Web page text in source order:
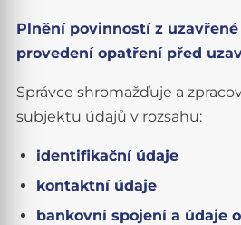
Plnění povinností z
provedení opatření před
Správce shromažďuje a
subjektu údajů v rozsahu:
identifikační údaje
kontaktní údaje
bankovní spojení a údaje